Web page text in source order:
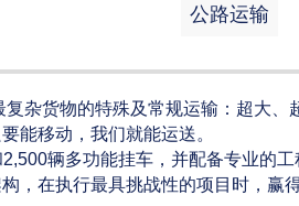
公路运输
杂货物的特殊及常规运输：超大、
能移动，我们就能运送。
辆多功能挂车，并配备专业的
，在执行最具挑战性的项目时，赢